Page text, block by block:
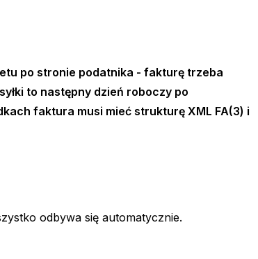
po stronie podatnika - fakturę trzeba
to następny dzień roboczy po
faktura musi mieć strukturę XML FA(3) i
odbywa się automatycznie.